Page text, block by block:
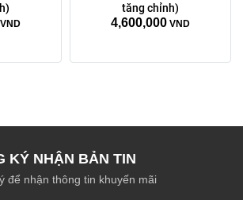
VND
tăng chỉnh)
4,600,000 VND
KÝ NHẬN BẢN TIN
để nhận thông tin khuyến mãi